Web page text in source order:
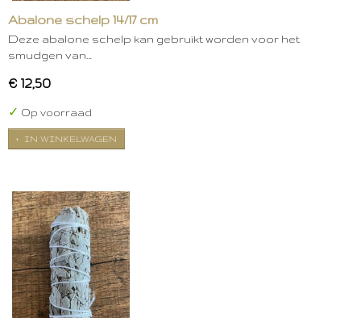
Abalone schelp 14/17 cm
Deze abalone schelp kan gebruikt worden voor het
smudgen van…
€ 12,50
✓ Op voorraad
IN WINKELWAGEN